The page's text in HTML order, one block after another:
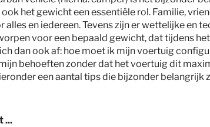
Indeling
het gewicht een essentiële rol. Familie,
en iedereen. Tevens zijn er wettelijke en
voor een bepaald gewicht, dat tijdens
dan ook af: hoe moet ik mijn voertuig
behoeften zonder dat het voertuig dit
een aantal tips die bijzonder belangrijk
...